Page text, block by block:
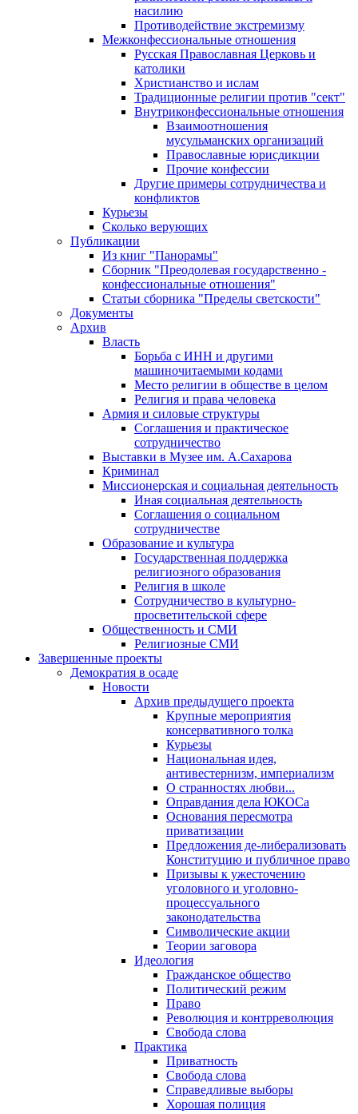
насилию
Противодействие экстремизму
Межконфессиональные отношения
Русская Православная Церковь и
католики
Христианство и ислам
Традиционные религии против "сект"
Внутриконфессиональные отношения
Взаимоотношения
мусульманских организаций
Православные юрисдикции
Прочие конфессии
Другие примеры сотрудничества и
конфликтов
Курьезы
Сколько верующих
Публикации
Из книг "Панорамы"
Сборник "Преодолевая государственно -
конфессиональные отношения"
Статьи сборника "Пределы светскости"
Документы
Архив
Власть
Борьба с ИНН и другими
машиночитаемыми кодами
Место религии в обществе в целом
Религия и права человека
Армия и силовые структуры
Соглашения и практическое
сотрудничество
Выставки в Музее им. А.Сахарова
Криминал
Миссионерская и социальная деятельность
Иная социальная деятельность
Соглашения о социальном
сотрудничестве
Образование и культура
Государственная поддержка
религиозного образования
Религия в школе
Сотрудничество в культурно-
просветительской сфере
Общественность и СМИ
Религиозные СМИ
Завершенные проекты
Демократия в осаде
Новости
Архив предыдущего проекта
Крупные мероприятия
консервативного толка
Курьезы
Национальная идея,
антивестернизм, империализм
О странностях любви...
Оправдания дела ЮКОСа
Основания пересмотра
приватизации
Предложения де-либерализовать
Конституцию и публичное право
Призывы к ужесточению
уголовного и уголовно-
процессуального
законодательства
Символические акции
Теории заговора
Идеология
Гражданское общество
Политический режим
Право
Революция и контрреволюция
Свобода слова
Практика
Приватность
Свобода слова
Справедливые выборы
Хорошая полиция